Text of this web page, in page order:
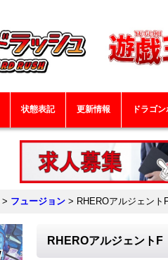
状態表記 更新情報 ドラゴ
> フュージョン > RHEROアルジェント
RHEROアルジェントF